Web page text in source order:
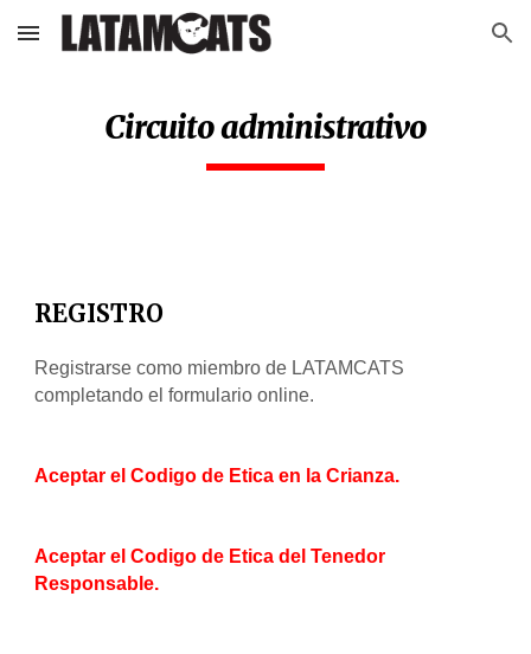
Skip to main content Skip to navigation
Circuito administrativo
REGISTRO
Registrarse como miembro de LATAMCATS
completando el formulario online.
Aceptar el Codigo de Etica en la Crianza.
Aceptar el Codigo de Etica del Tenedor
Responsable.